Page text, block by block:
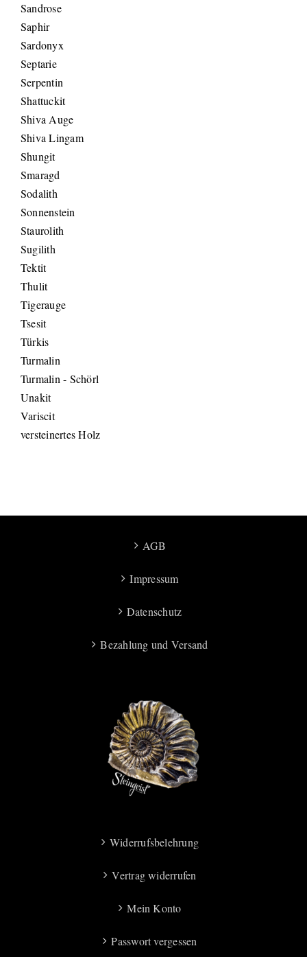
Sandrose
Saphir
Sardonyx
Septarie
Serpentin
Shattuckit
Shiva Auge
Shiva Lingam
Shungit
Smaragd
Sodalith
Sonnenstein
Staurolith
Sugilith
Tektit
Thulit
Tigerauge
Tsesit
Türkis
Turmalin
Turmalin - Schörl
Unakit
Variscit
versteinertes Holz
AGB
Impressum
Datenschutz
Bezahlung und Versand
Widerrufsbelehrung
Vertrag widerrufen
Mein Konto
Passwort vergessen